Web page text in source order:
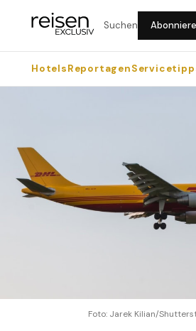
Suchen
HotelsReportagen
Foto: Jarek Kilian/